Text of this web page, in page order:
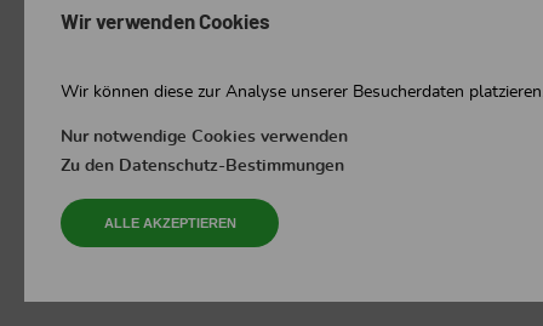
Wir verwenden Cookies
Wir können diese zur Analyse unserer Besucherdaten
Nur notwendige Cookies verwenden
Zu den Datenschutz-Bestimmungen
ALLE AKZEPTIEREN